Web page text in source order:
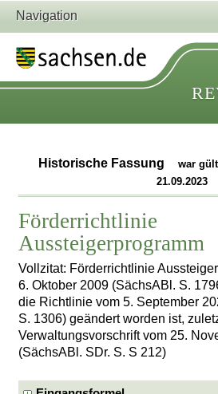
Navigation
Historische Fassung
war
21.09.2023
Förderrichtlinie
Aussteigerprogramm
Vollzitat: Förderrichtlinie
6. Oktober 2009 (SächsABl. S.
die Richtlinie vom 5. September
S. 1306) geändert worden ist,
Verwaltungsvorschrift vom 25.
(SächsABl. SDr. S. S 212)